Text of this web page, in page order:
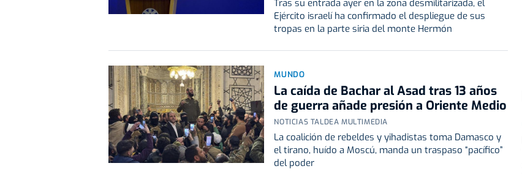
Tras su entrada ayer en la zona desmilitarizada, el
Ejército israelí ha confirmado el despliegue de sus
tropas en la parte siria del monte Hermón
MUNDO
La caída de Bachar al Asad tras 13 años
de guerra añade presión a Oriente Medio
NOTICIAS TALDEA MULTIMEDIA
La coalición de rebeldes y yihadistas toma Damasco y
el tirano, huído a Moscú, manda un traspaso “pacífico”
del poder